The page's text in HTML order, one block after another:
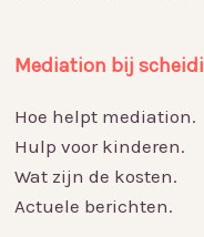
Mediation bij
Hoe helpt mediation.
Hulp voor kinderen.
Wat zijn de kosten.
Actuele berichten.